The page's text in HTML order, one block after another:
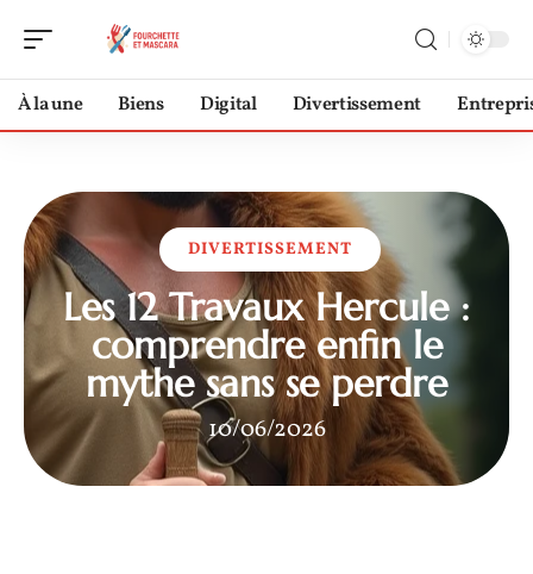
À la une Biens Digital Divertissement
DIVERTISSEMENT
Les 12 Travaux Hercule :
comprendre enfin le
mythe sans se perdre
10/06/2026